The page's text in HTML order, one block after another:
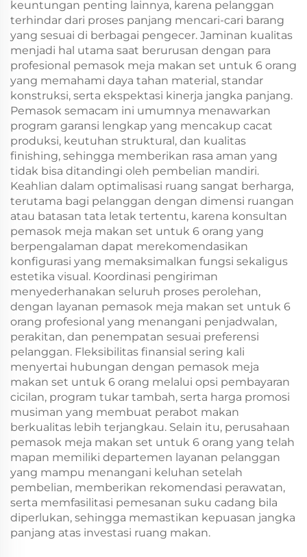
keuntungan penting lainnya, karena pelanggan
terhindar dari proses panjang mencari-cari barang
yang sesuai di berbagai pengecer. Jaminan kualitas
menjadi hal utama saat berurusan dengan para
profesional pemasok meja makan set untuk 6 orang
yang memahami daya tahan material, standar
konstruksi, serta ekspektasi kinerja jangka panjang.
Pemasok semacam ini umumnya menawarkan
program garansi lengkap yang mencakup cacat
produksi, keutuhan struktural, dan kualitas
finishing, sehingga memberikan rasa aman yang
tidak bisa ditandingi oleh pembelian mandiri.
Keahlian dalam optimalisasi ruang sangat berharga,
terutama bagi pelanggan dengan dimensi ruangan
atau batasan tata letak tertentu, karena konsultan
pemasok meja makan set untuk 6 orang yang
berpengalaman dapat merekomendasikan
konfigurasi yang memaksimalkan fungsi sekaligus
estetika visual. Koordinasi pengiriman
menyederhanakan seluruh proses perolehan,
dengan layanan pemasok meja makan set untuk 6
orang profesional yang menangani penjadwalan,
perakitan, dan penempatan sesuai preferensi
pelanggan. Fleksibilitas finansial sering kali
menyertai hubungan dengan pemasok meja
makan set untuk 6 orang melalui opsi pembayaran
cicilan, program tukar tambah, serta harga promosi
musiman yang membuat perabot makan
berkualitas lebih terjangkau. Selain itu, perusahaan
pemasok meja makan set untuk 6 orang yang telah
mapan memiliki departemen layanan pelanggan
yang mampu menangani keluhan setelah
pembelian, memberikan rekomendasi perawatan,
serta memfasilitasi pemesanan suku cadang bila
diperlukan, sehingga memastikan kepuasan jangka
panjang atas investasi ruang makan.